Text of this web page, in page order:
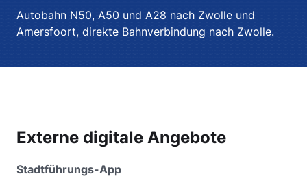
Autobahn N50, A50 und A28 nach Zwolle und
Amersfoort, direkte Bahnverbindung nach Zwolle.
Externe digitale Angebote
Stadtführungs-App